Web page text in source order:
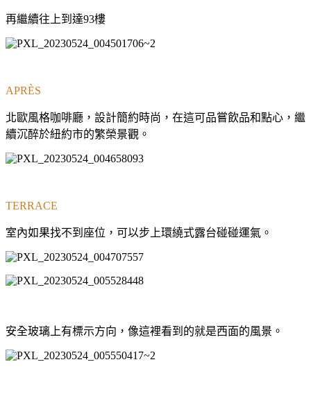
再繼續往上到達93樓
APRÈS
北歐風格咖啡廳，設計簡約時尚，在這可品嘗飲品和點心，繼
續沉醉於紐約市的繁榮景觀。
TERRACE
室內如果找不到座位，可以步上環繞式露台碰碰運氣。
安全玻璃上有標示方向，像這裡看到的就是西面的風景。